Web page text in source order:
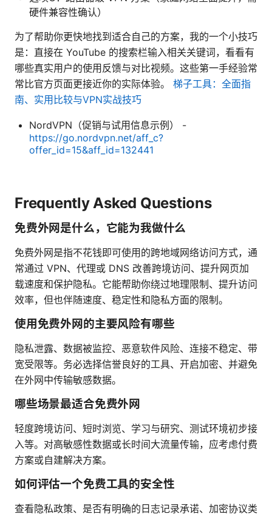
硬件兼容性确认）
为了帮助你更快地找到适合自己的方案，我的一个小技巧
是：直接在 YouTube 的搜索栏输入相关关键词，看看有
哪些真实用户的使用反馈与对比视频。这些第一手经验常
常比官方页面更接近你的实际体验。 梯子工具：全面指
南、实用比较与VPN实战技巧
NordVPN（促销与试用信息示例） -
https://go.nordvpn.net/aff_c?
offer_id=15&aff_id=132441
Frequently Asked Questions
免费外网是什么，它能为我做什么
免费外网是指不花钱即可使用的跨地域网络访问方式，通
常通过 VPN、代理或 DNS 改善跨境访问、提升网页加
载速度和保护隐私。它能帮助你绕过地理限制、提升访问
效率，但也伴随速度、稳定性和隐私方面的限制。
使用免费外网的主要风险有哪些
隐私泄露、数据被监控、恶意软件风险、连接不稳定、带
宽受限等。务必选择信誉良好的工具、开启加密、并避免
在外网中传输敏感数据。
哪些场景最适合免费外网
轻度跨境访问、短时浏览、学习与研究、测试环境初步接
入等。对高敏感性数据或长时间大流量传输，应考虑付费
方案或自建解决方案。
如何评估一个免费工具的安全性
查看隐私政策、是否有明确的日志记录承诺、加密协议类